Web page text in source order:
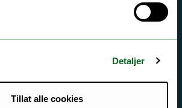
Detaljer
Tillat alle cookies
UiT
og personvern